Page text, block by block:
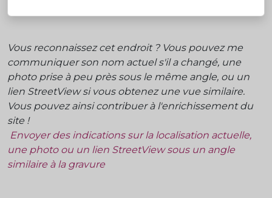
Vous reconnaissez cet endroit ? Vous pouvez me
communiquer son nom actuel s'il a changé, une
photo prise à peu près sous le même angle, ou un
lien StreetView si vous obtenez une vue similaire.
Vous pouvez ainsi contribuer à l'enrichissement du
site !
Envoyer des indications sur la localisation actuelle,
une photo ou un lien StreetView sous un angle
similaire à la gravure